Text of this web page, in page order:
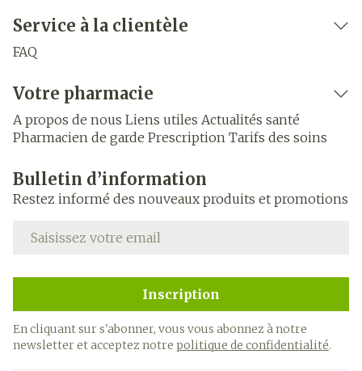
Service à la clientèle
FAQ
Votre pharmacie
A propos de nous Liens utiles Actualités santé
Pharmacien de garde Prescription Tarifs des soins
Bulletin d’information
Restez informé des nouveaux produits et promotions
Adresse mail
Inscription
En cliquant sur s'abonner, vous vous abonnez à notre
newsletter et acceptez notre politique de confidentialité.